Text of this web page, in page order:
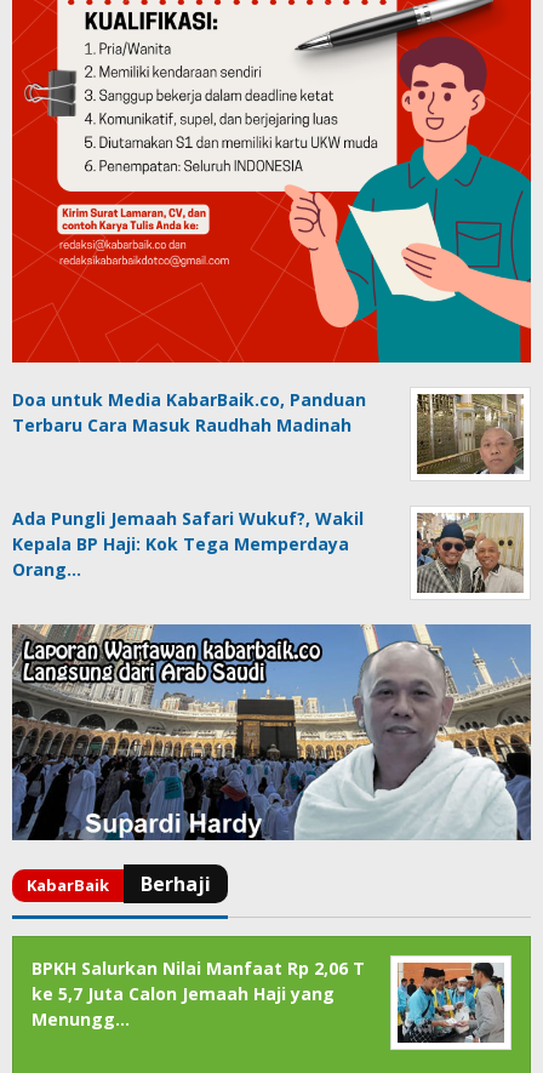
Doa untuk Media KabarBaik.co, Panduan
Terbaru Cara Masuk Raudhah Madinah
Ada Pungli Jemaah Safari Wukuf?, Wakil
Kepala BP Haji: Kok Tega Memperdaya
Orang…
BPKH Salurkan Nilai Manfaat Rp 2,06 T
ke 5,7 Juta Calon Jemaah Haji yang
Menungg…